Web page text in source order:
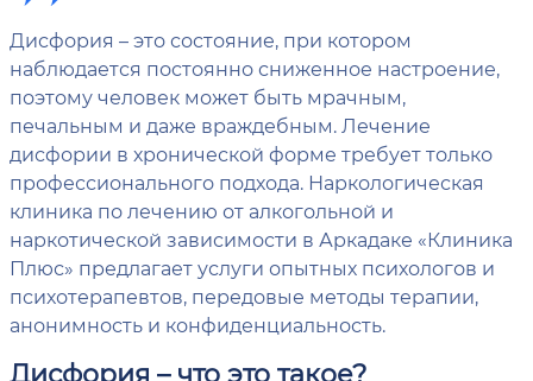
Дисфория – это состояние, при котором
наблюдается постоянно сниженное настроение,
поэтому человек может быть мрачным,
печальным и даже враждебным. Лечение
дисфории в хронической форме требует только
профессионального подхода. Наркологическая
клиника по лечению от алкогольной и
наркотической зависимости в Аркадаке «Клиника
Плюс» предлагает услуги опытных психологов и
психотерапевтов, передовые методы терапии,
анонимность и конфиденциальность.
Дисфория – что это такое?